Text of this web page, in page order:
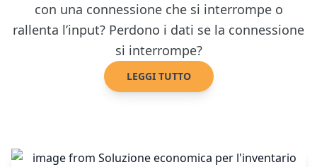
con una connessione che si interrompe o
rallenta l’input? Perdono i dati se la connessione
si interrompe?
LEGGI TUTTO